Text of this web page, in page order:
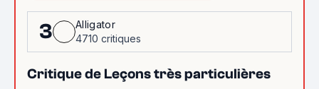
3
Alligator
4710 critiques
Critique de Leçons très particulières